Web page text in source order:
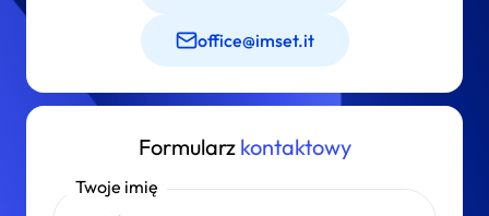
office@imset.it
Formularz kontaktowy
Twoje imię